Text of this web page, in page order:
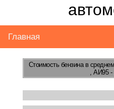
Главная
Стоимость бензинав
, АИ95 -